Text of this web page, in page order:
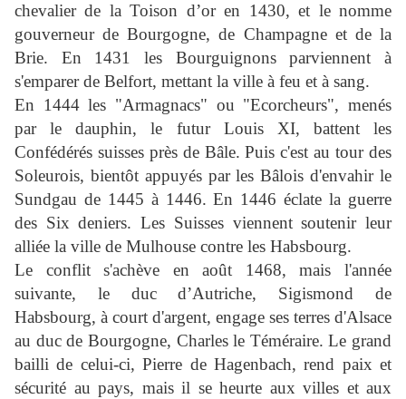
chevalier de la Toison d’or en 1430, et le nomme
gouverneur de Bourgogne, de Champagne et de la
Brie. En 1431 les Bourguignons parviennent à
s'emparer de Belfort, mettant la ville à feu et à sang.
En 1444 les "Armagnacs" ou "Ecorcheurs", menés
par le dauphin, le futur Louis XI, battent les
Confédérés suisses près de Bâle. Puis c'est au tour des
Soleurois, bientôt appuyés par les Bâlois d'envahir le
Sundgau de 1445 à 1446. En 1446 éclate la guerre
des Six deniers. Les Suisses viennent soutenir leur
alliée la ville de Mulhouse contre les Habsbourg.
Le conflit s'achève en août 1468, mais l'année
suivante, le duc d’Autriche, Sigismond de
Habsbourg, à court d'argent, engage ses terres d'Alsace
au duc de Bourgogne, Charles le Téméraire. Le grand
bailli de celui-ci, Pierre de Hagenbach, rend paix et
sécurité au pays, mais il se heurte aux villes et aux